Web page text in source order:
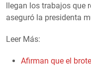
llegan los trabajos que
aseguró la presidenta
Leer Más:
Afirman que el